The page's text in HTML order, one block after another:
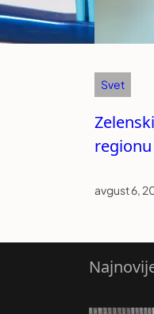
Svet
regionu
avgust 6,